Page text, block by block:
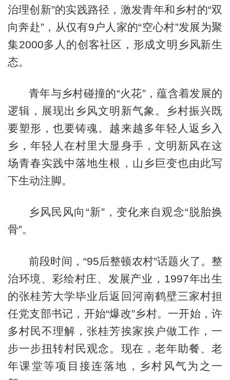
治理创新”的实践路径，激发青年和乡村的“双
向奔赴”，从仅有9户人家的“空心村”发展为聚
集2000多人的创客社区，形成文明乡风新生
态。
青年与乡村碰撞的“火花”，蕴含着发展的
逻辑，展现出乡风文明新气象。乡村振兴既
要塑形，也要铸魂。越来越多年轻人返乡入
乡，年轻人在村里大显身手，文明新风在这
场青春实践中落地生根，山乡巨变也由此写
下生动注脚。
乡风民风向“新”，变化来自观念“脱胎换
骨”。
前段时间，“95后整顿农村”话题火了。整
治环境、彩绘村庄、发展产业，1997年出生
的张桂芳大学毕业后返回河南鹤壁三家村担
任党支部书记，开始“爆改”乡村。一开始，许
多村民不理解，张桂芳挨家挨户做工作，一
步一步扭转村民观念。现在，老年助餐、老
年课堂等项目接连落地，乡村风气为之一